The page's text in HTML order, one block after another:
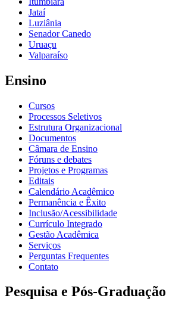
Jataí
Luziânia
Senador Canedo
Uruaçu
Valparaíso
Ensino
Cursos
Processos Seletivos
Estrutura Organizacional
Documentos
Câmara de Ensino
Fóruns e debates
Projetos e Programas
Editais
Calendário Acadêmico
Permanência e Êxito
Inclusão/Acessibilidade
Currículo Integrado
Gestão Acadêmica
Serviços
Perguntas Frequentes
Contato
Pesquisa e Pós-Graduação